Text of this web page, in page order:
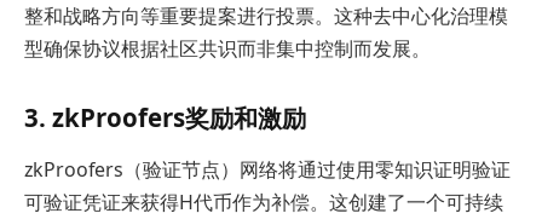
整和战略方向等重要提案进行投票。这种去中心化治理模
型确保协议根据社区共识而非集中控制而发展。
3. zkProofers奖励和激励
zkProofers（验证节点）网络将通过使用零知识证明验证
可验证凭证来获得H代币作为补偿。这创建了一个可持续